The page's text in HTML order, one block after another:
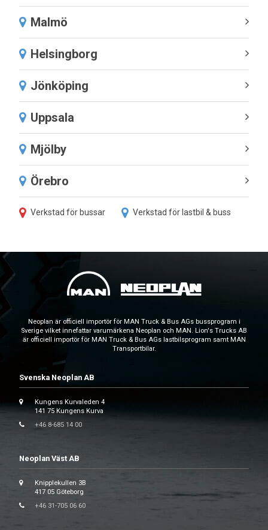
Malmö
Helsingborg
Jönköping
Uppsala
Mjölby
Örebro
Verkstad för bussar Verkstad för lastbil & buss
Neoplan är officiell importör för MAN Truck & Bus AGs bussprogram i
Sverige vilket innefattar varumärkena Neoplan och MAN. Lion's Trucks AB
är officiell importör för MAN Truck & Bus AGs lastbilsprogram samt MAN
Transportbilar.
Svenska Neoplan AB
Kungens Kurvaleden 4
141 75 Kungens Kurva
+46 8-685 14 00
Neoplan Väst AB
Knipplekullen 3B
417 05 Göteborg
+46 31-705 06 60